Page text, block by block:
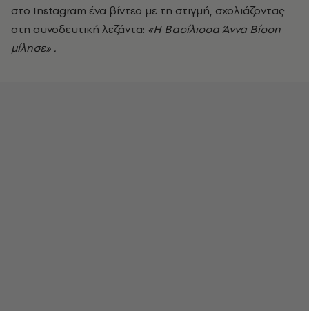
στο Instagram ένα βίντεο με τη στιγμή, σχολιάζοντας
στη συνοδευτική λεζάντα: «Η Βασίλισσα Άννα Βίσση
μίλησε» .